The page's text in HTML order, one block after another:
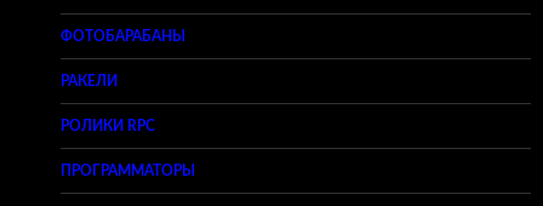
ФОТОБАРАБАНЫ
РАКЕЛИ
РОЛИКИ RPC
ПРОГРАММАТОРЫ